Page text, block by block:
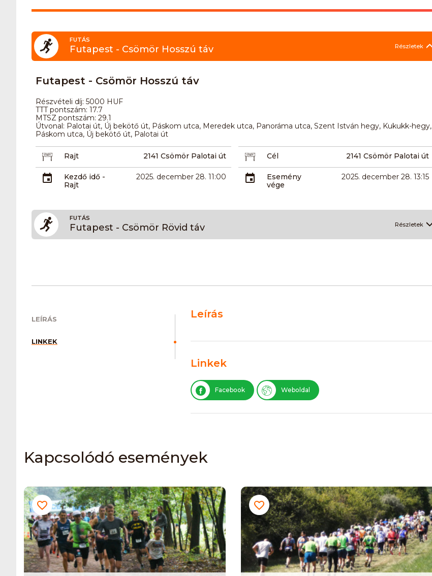
FUTÁS
Futapest - Csömör Hosszú táv Részletek
Futapest - Csömör Hosszú táv
Részvételi díj: 5000 HUF
TTT pontszám: 17.7
MTSZ pontszám: 29.1
Útvonal: Palotai út, Új bekötő út, Páskom utca, Meredek utca, Panoráma utca, Szent István hegy, Kukukk-hegy,
Páskom utca, Új bekötő út, Palotai út
Rajt 2141 Csömör Palotai út Cél 2141 Csömör Palotai út
Kezdő idő -
Rajt
2025. december 28. 11:00
Esemény
vége
2025. december 28. 13:15
FUTÁS
Futapest - Csömör Rövid táv Részletek
LEÍRÁS
LINKEK
Leírás
Linkek
Facebook Weboldal
Kapcsolódó események